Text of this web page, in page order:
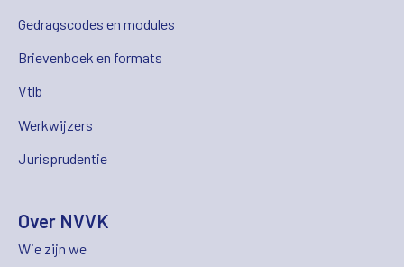
Gedragscodes en modules
Brievenboek en formats
Vtlb
Werkwijzers
Jurisprudentie
Over NVVK
Wie zijn we